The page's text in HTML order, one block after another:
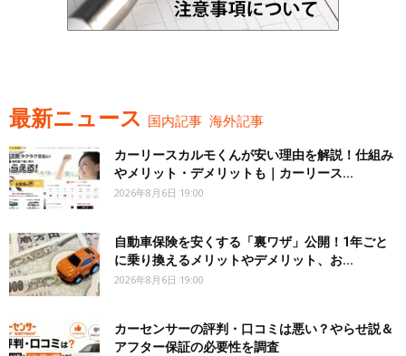
最新ニュース 国内記事 海外記事
カーリースカルモくんが安い理由を解説！仕組み
やメリット・デメリットも｜カーリース...
2026年8月6日 19:00
自動車保険を安くする「裏ワザ」公開！1年ごと
に乗り換えるメリットやデメリット、お...
2026年8月6日 19:00
カーセンサーの評判・口コミは悪い？やらせ説＆
アフター保証の必要性を調査